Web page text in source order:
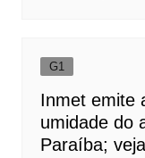
G1
Inmet emite
umidade do
Paraíba;